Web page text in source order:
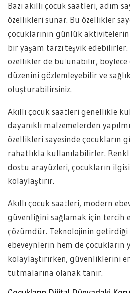
Bazı akıllı çocuk saatleri, adım
özellikleri sunar. Bu özellikler
çocuklarının günlük
bir yaşam tarzı teşvik
özellikler de bulunabilir, böylece
düzenini gözlemleyebilir ve
oluşturabilirsiniz.
Akıllı çocuk saatleri genellikle
dayanıklı malzemelerden
özellikleri sayesinde çocukların
rahatlıkla kullanılabilirler.
dostu arayüzleri, çocukların
kolaylaştırır.
Akıllı çocuk saatleri, modern
güvenliğini sağlamak için tercih
çözümdür. Teknolojinin getirdiği
ebeveynlerin hem de çocukların
kolaylaştırırken, güvenliklerini
tutmalarına olanak tanır.